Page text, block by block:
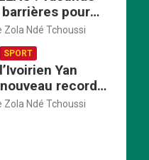
pour
Zola Ndé Tchoussi
SPORT
Yan
record
d’euros
Zola Ndé Tchoussi